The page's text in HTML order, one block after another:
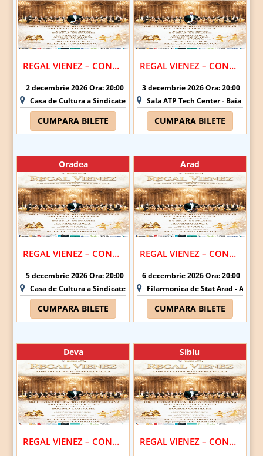
REGAL VIENEZ – CONCERT EXTRAORDINAR DE CRACIUN | SATU MARE
2 decembrie 2026 Ora: 20:00
Casa de Cultura a Sindicatelor - Satu Mare
CUMPARA BILETE
REGAL VIENEZ – CONCERT EXTRAORDINAR DE CRACIUN | BAIA MARE
3 decembrie 2026 Ora: 20:00
Sala ATP Tech Center - Baia Mare
CUMPARA BILETE
Oradea
REGAL VIENEZ – CONCERT EXTRAORDINAR DE CRACIUN | ORADEA
5 decembrie 2026 Ora: 20:00
Casa de Cultura a Sindicatelor Oradea - Oradea
CUMPARA BILETE
Arad
REGAL VIENEZ – CONCERT EXTRAORDINAR DE CRACIUN | ARAD
6 decembrie 2026 Ora: 20:00
Filarmonica de Stat Arad - Arad
CUMPARA BILETE
Deva
REGAL VIENEZ – CONCERT EXTRAORDINAR DE CRACIUN | DEVA
Sibiu
REGAL VIENEZ – CONCERT EXTRAORDINAR DE CRACIUN | SIBIU